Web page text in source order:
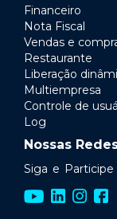
Financeiro
Nota Fiscal
Vendas e
Restaurante
Liberação
Multiempresa
Controle de
Log
Nossas
Siga e Participe